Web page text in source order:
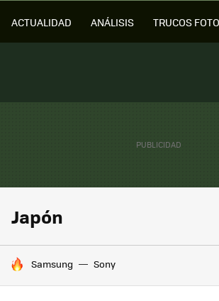
ACTUALIDAD ANÁLISIS TRUCOS
Japón
HOY SE HABLA DE
Samsung Sony